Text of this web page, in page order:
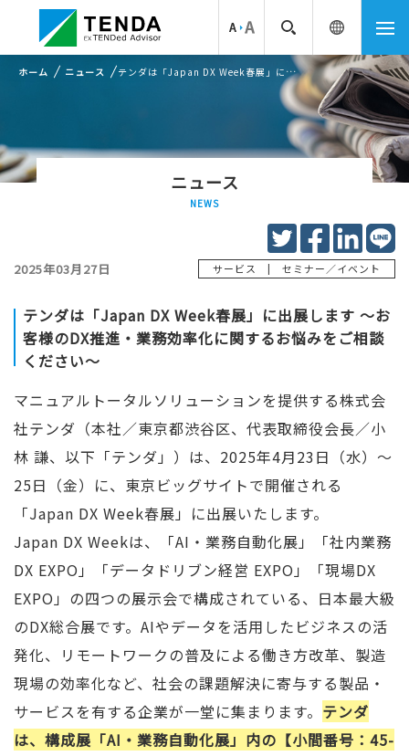
ホーム ニュース テンダは「Japan DX Week春展」に出展します ～お客様のDX推進・業務効率化に関するお悩みをご相談ください～
ニュース
NEWS
2025年03月27日 サービス | セミナー／イベント
テンダは「Japan DX Week春展」に出展します ～お
客様のDX推進・業務効率化に関するお悩みをご相談
ください～
マニュアルトータルソリューションを提供する株式会
社テンダ（本社／東京都渋谷区、代表取締役会長／小
林 謙、以下「テンダ」）は、2025年4月23日（水）～
25日（金）に、東京ビッグサイトで開催される
「Japan DX Week春展」に出展いたします。
Japan DX Weekは、「AI・業務自動化展」「社内業務
DX EXPO」「データドリブン経営 EXPO」「現場DX
EXPO」の四つの展示会で構成されている、日本最大級
のDX総合展です。AIやデータを活用したビジネスの活
発化、リモートワークの普及による働き方改革、製造
現場の効率化など、社会の課題解決に寄与する製品・
サービスを有する企業が一堂に集まります。 テンダ
は、構成展「AI・業務自動化展」内の【小間番号：45-